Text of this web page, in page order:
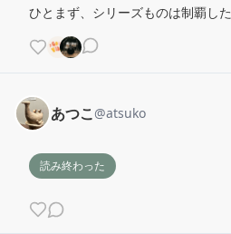
ひとまず、シリーズものは制覇した
あつこ@atsuko
読み終わった